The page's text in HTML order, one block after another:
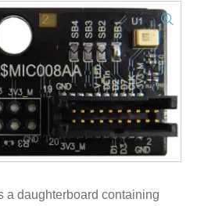
a daughterboard containing